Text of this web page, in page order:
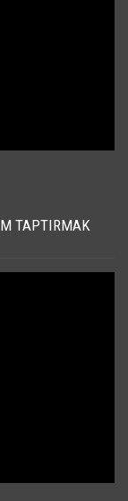
TAPTIRMAK